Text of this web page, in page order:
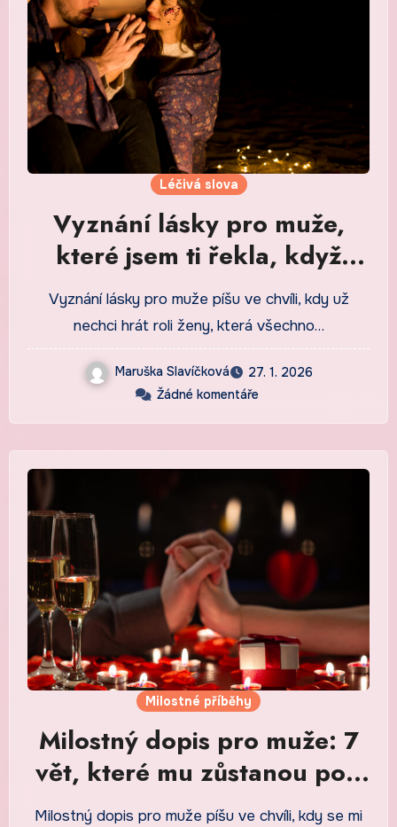
Léčivá slova
Vyznání lásky pro muže,
které jsem ti řekla, když
jsem přestala být statečná
Vyznání lásky pro muže píšu ve chvíli, kdy už
nechci hrát roli ženy, která všechno…
Maruška Slavíčková
27. 1. 2026
Žádné komentáře
Milostné příběhy
Milostný dopis pro muže: 7
vět, které mu zůstanou pod
kůží
Milostný dopis pro muže píšu ve chvíli, kdy se mi